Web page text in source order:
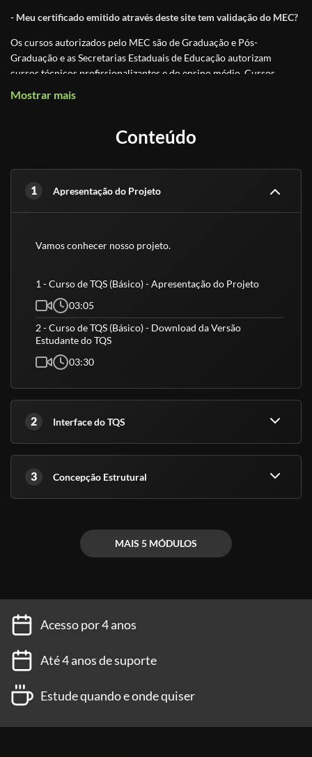
- Meu certificado emitido através deste site tem validação do MEC?
Os cursos autorizados pelo MEC são de Graduação e Pós-
Graduação e as Secretarias Estaduais de Educação autorizam
cursos técnicos profissionalizantes e do ensino médio. Cursos
Os Cursos Livres, passaram a integrar a Educação Profissional,
Educação Nacional. Essa é uma modalidade de educação não-
formal com duração variável, a fim de proporcionar conhecimentos
Educação é um direito de todos e é um incentivo a sociedade
certificados tem validade para fins curriculares e certificações de
atualização ou aperfeiçoamento, não sendo válido como técnico,
graduação ou pós-graduação.
- Meu certificado é aceito pelo CREA, CRC e CRM?
Conforme explicado acima, nossos cursos são de nível básico e
livre, ou seja, servem para atualização e qualificação. Todos esses
órgãos são de nível superior.
(Fontes: Secretaria de Educação de São Paulo e ABED)
Mostrar mais
Conteúdo
1 Apresentação do Projeto
Vamos conhecer nosso projeto.
1 - Curso de TQS (Básico) - Apresentação do Projeto
03:05
2 - Curso de TQS (Básico) - Download da Versão
Estudante do TQS
03:30
2 Interface do TQS
3 Concepção Estrutural
MAIS 5 MÓDULOS
Acesso por 4 anos
Até 4 anos de suporte
Estude quando e onde quiser